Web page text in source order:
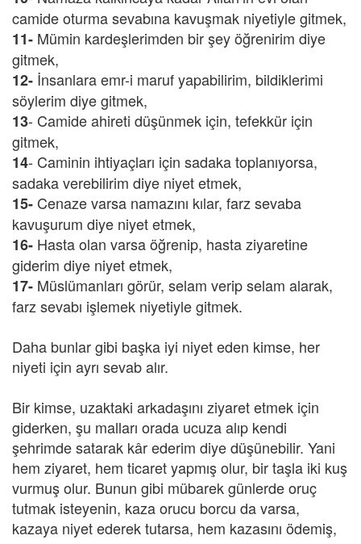
camide oturma sevabına kavuşmak niyetiyle gitmek,
11- Mümin kardeşlerimden bir şey öğrenirim diye
gitmek,
12- İnsanlara emr-i maruf yapabilirim, bildiklerimi
söylerim diye gitmek,
13- Camide ahireti düşünmek için, tefekkür için
gitmek,
14- Caminin ihtiyaçları için sadaka toplanıyorsa,
sadaka verebilirim diye niyet etmek,
15- Cenaze varsa namazını kılar, farz sevaba
kavuşurum diye niyet etmek,
16- Hasta olan varsa öğrenip, hasta ziyaretine
giderim diye niyet etmek,
17- Müslümanları görür, selam verip selam alarak,
farz sevabı işlemek niyetiyle gitmek.
Daha bunlar gibi başka iyi niyet eden kimse, her
niyeti için ayrı sevab alır.
Bir kimse, uzaktaki arkadaşını ziyaret etmek için
giderken, şu malları orada ucuza alıp kendi
şehrimde satarak kâr ederim diye düşünebilir. Yani
hem ziyaret, hem ticaret yapmış olur, bir taşla iki kuş
vurmuş olur. Bunun gibi mübarek günlerde oruç
tutmak isteyenin, kaza orucu borcu da varsa,
kazaya niyet ederek tutarsa, hem kazasını ödemiş,